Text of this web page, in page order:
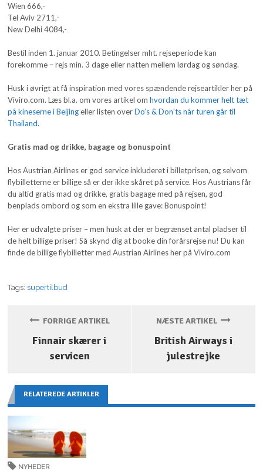
Wien 666,-
Tel Aviv 2711,-
New Delhi 4084,-
Bestil inden 1. januar 2010. Betingelser mht. rejseperiode kan
forekomme – rejs min. 3 dage eller natten mellem lørdag og søndag.
Husk i øvrigt at få inspiration med vores spændende rejseartikler her på
Viviro.com. Læs bl.a. om vores artikel omhvordan du kommer helt tæt
på kineserne i Beijingeller listen overDo’s & Don’ts når turen går til
Thailand.
Gratis mad og drikke, bagage og bonuspoint
Hos Austrian Airlines er god service inkluderet i billetprisen, og selvom
flybilletterne er billige så er der ikke skåret på service. Hos Austrians får
du altid gratis mad og drikke, gratis bagage med på rejsen, god
benplads ombord og som en ekstra lille gave: Bonuspoint!
Her er udvalgte priser – men husk at der er begrænset antal pladser til
de helt billige priser! Så skynd dig at booke din forårsrejse nu! Du kan
finde de billige flybilletter med Austrian Airlines her på Viviro.com
Tags:supertilbud
FORRIGE ARTIKEL
Finnair skærer i
servicen
NÆSTE ARTIKEL
British Airways i
julestrejke
RELATEREDE ARTIKLER
NYHEDER